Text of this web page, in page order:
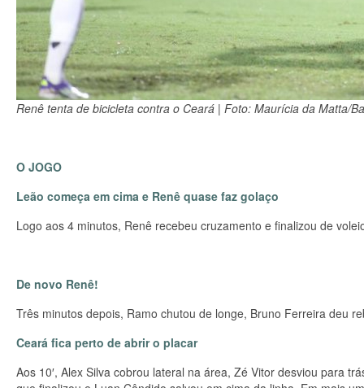
Renê tenta de bicicleta contra o Ceará | Foto: Maurícia da Matta/
O JOGO
Leão começa em cima e Renê quase faz golaço
Logo aos 4 minutos, Renê recebeu cruzamento e finalizou de
De novo Renê!
Três minutos depois, Ramo chutou de longe, Bruno Ferreira deu
Ceará fica perto de abrir o placar
Aos 10′, Alex Silva cobrou lateral na área, Zé Vitor desviou para